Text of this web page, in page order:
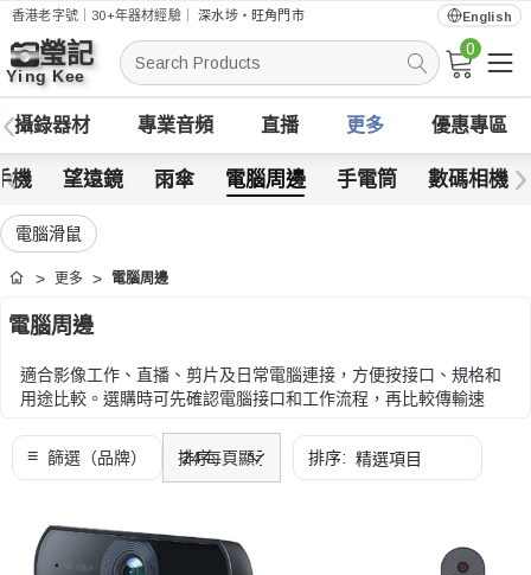
香港老字號｜30+年器材經驗｜深水埗・旺角門市 English
搜
索
0
攝錄器材 專業音頻 直播 更多 優惠專區
機 望遠鏡 雨傘 電腦周邊 手電筒 數碼相機
電腦滑鼠
首頁 更多 電腦周邊
電腦周邊
適合影像工作、直播、剪片及日常電腦連接，方便按接口、規格和
用途比較。選購時可先確認電腦接口和工作流程，再比較傳輸速
選購時可先確認電腦接口和工作流程，再比較傳輸速度、供電、尺
寸和相容設備。